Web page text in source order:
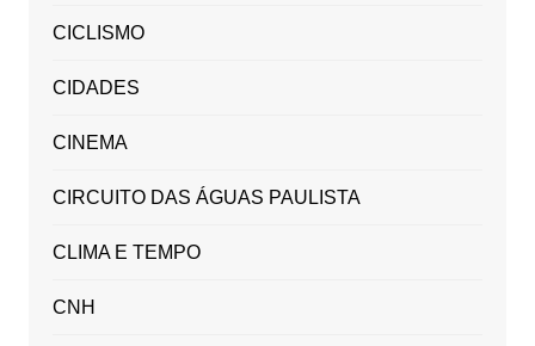
CICLISMO
CIDADES
CINEMA
CIRCUITO DAS ÁGUAS PAULISTA
CLIMA E TEMPO
CNH